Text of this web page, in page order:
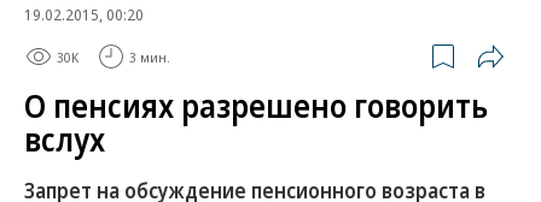
19.02.2015, 00:20
30K 3 мин.
О пенсиях разрешено говорить
вслух
Запрет на обсуждение пенсионного возраста в